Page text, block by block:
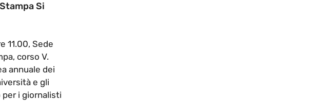
Si
11.00, Sede
corso V.
annuale dei
e gli
per i giornalisti